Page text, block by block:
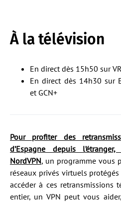
À la télévision
En direct dès 15h50 sur
En direct dès 14h30 sur
et GCN+
Pour profiter des
d’Espagne depuis
NordVPN, un programme vous
réseaux privés virtuels
accéder à ces retransmissions
entier, un VPN peut vous